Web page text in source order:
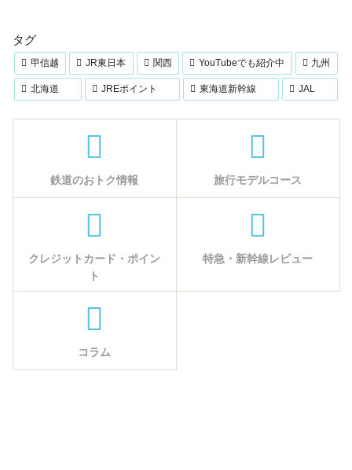
タグ
甲信越 JR東日本 関西 YouTubeでも紹介中 九州
北海道 JREポイント 東海道新幹線 JAL
鉄道のおトク情報 旅行モデルコース
クレジットカード・ポイン
ト
特急・新幹線レビュー
コラム